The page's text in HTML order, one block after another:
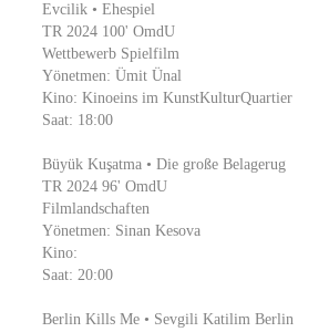
Evcilik • Ehespiel
TR 2024 100' OmdU
Wettbewerb Spielfilm
Yönetmen: Ümit Ünal
Kino: Kinoeins im KunstKulturQuartier
Saat: 18:00
Büyük Kuşatma • Die große Belagerug
TR 2024 96' OmdU
Filmlandschaften
Yönetmen: Sinan Kesova
Kino:
Saat: 20:00
Berlin Kills Me • Sevgili Katilim Berlin